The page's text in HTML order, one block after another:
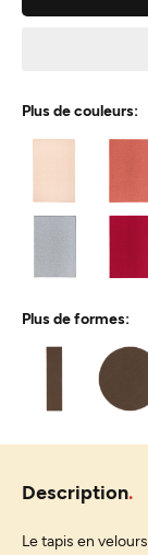
Plus de couleurs:
Plus de formes:
Description
Le tapis en